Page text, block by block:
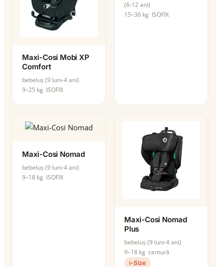
Maxi-Cosi Mobi XP
Comfort
bebeluș (9 luni-4 ani)
9–25 kg ISOFIX
(6-12 ani)
15–36 kg ISOFIX
Maxi-Cosi Nomad
bebeluș (9 luni-4 ani)
9–18 kg ISOFIX
Maxi-Cosi Nomad
Plus
bebeluș (9 luni-4 ani)
9–18 kg centură
i-Size